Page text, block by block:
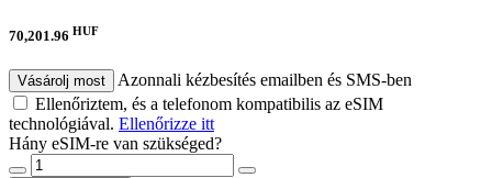
70,201.96 HUF
Vásárolj most
Azonnali kézbesítés emailben és SMS-ben
Ellenőriztem, és a telefonom kompatibilis az eSIM
technológiával. Ellenőrizze itt
Hány eSIM-re van szükséged?